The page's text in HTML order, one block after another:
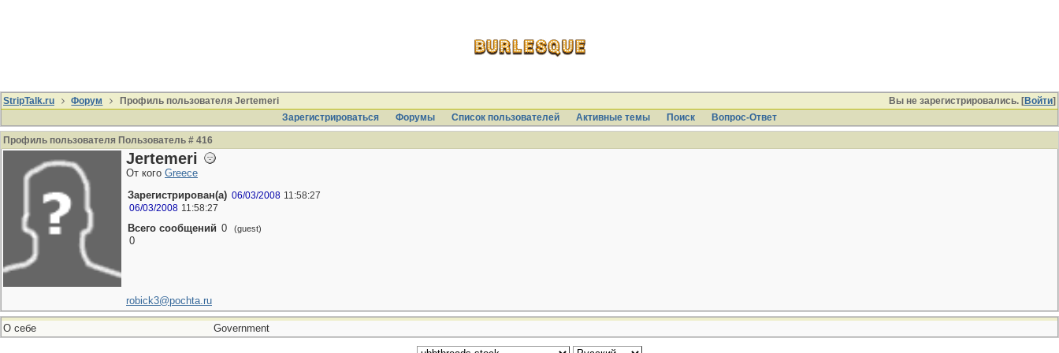
Вы не зарегистрировались. [Войти]
StripTalk.ru Форум
Профиль пользователя Jertemeri
Зарегистрироваться
Форумы Список пользователей Активные темы Поиcк Вопрос-Ответ
Профиль пользователя Пользователь # 416
Jertemeri
От кого Greece
Зарегистрирован(а) 06/03/2008 11:58:27
06/03/2008 11:58:27
Всего сообщений 0 (guest)
0
robick3@pochta.ru
О себе Government